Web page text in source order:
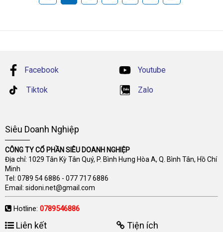
Facebook Youtube
Tiktok Zalo
Siêu Doanh Nghiệp
CÔNG TY CỔ PHẦN SIÊU DOANH NGHIỆP
Địa chỉ: 1029 Tân Kỳ Tân Quý, P. Bình Hưng Hòa A, Q. Bình Tân, Hồ Chí
Minh
Tel: 0789 54 6886 - 077 717 6886
Email: sidoni.net@gmail.com
Hotline: 0789546886
Liên kết Tiện ích